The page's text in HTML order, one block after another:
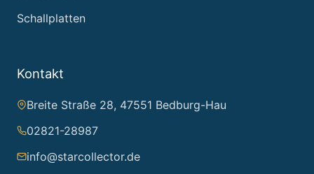
Schallplatten
Kontakt
Breite Straße 28, 47551 Bedburg-Hau
02821-28987
info@starcollector.de